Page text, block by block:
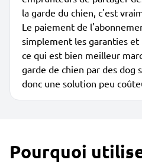
la garde du chien, c'est
Le paiement de
simplement les garanties
ce qui est bien meilleur
garde de chien par des dog
donc une solution peu
Pourquoi